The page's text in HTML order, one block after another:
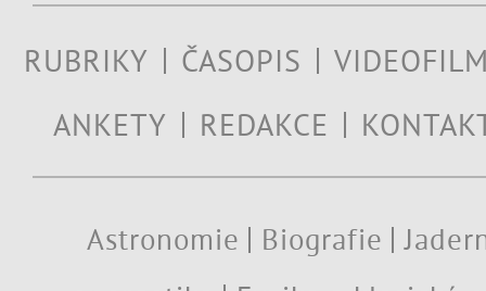
RUBRIKY ČASOPIS
ANKETY
REDAKCE
Astronomie Biografie